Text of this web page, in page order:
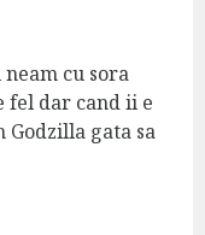
cu sora
fel dar cand ii e
Godzilla gata sa